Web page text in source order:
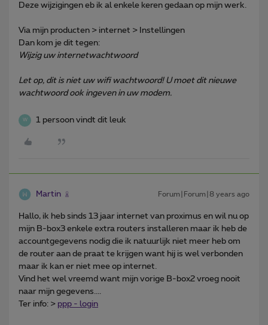
Deze wijzigingen eb ik al enkele keren gedaan op mijn werk.
Via mijn producten > internet > Instellingen
Dan kom je dit tegen:
Wijzig uw internetwachtwoord
Let op, dit is niet uw wifi wachtwoord! U moet dit nieuwe
wachtwoord ook ingeven in uw modem.
W 1 persoon vindt dit leuk
Martin Forum|Forum|8 years ago
Hallo, ik heb sinds 13 jaar internet van proximus en wil nu op
mijn B-box3 enkele extra routers installeren maar ik heb de
accountgegevens nodig die ik natuurlijk niet meer heb om
de router aan de praat te krijgen want hij is wel verbonden
maar ik kan er niet mee op internet.
Vind het wel vreemd want mijn vorige B-box2 vroeg nooit
naar mijn gegevens....
Ter info: > ppp - login